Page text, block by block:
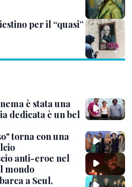
per il “quasi”
è stata una
dedicata è un bel
torna con una
anti-eroe nel
mondo
a Seul,